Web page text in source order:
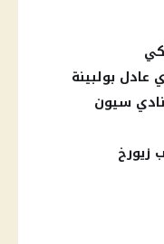
عادل بولبينة
سيون
زيورخ